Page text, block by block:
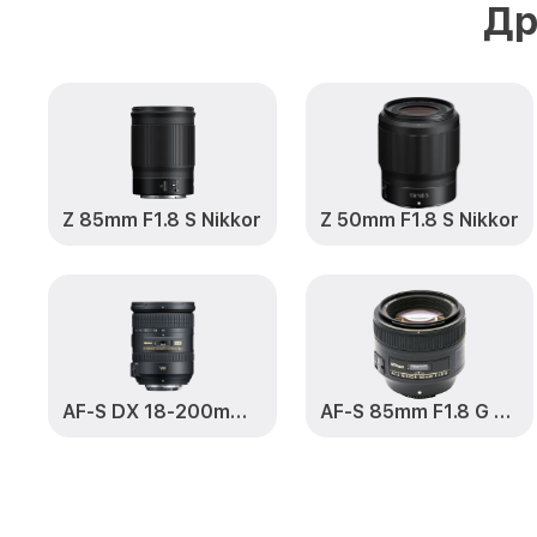
Z 85mm F1.8 S Nikkor Z 50mm F1.8 S Nikkor
AF-S DX 18-200mm F3.5-5.6 G VR II ED Zoom-Nikkor AF-S 85mm F1.8 G Nikkor